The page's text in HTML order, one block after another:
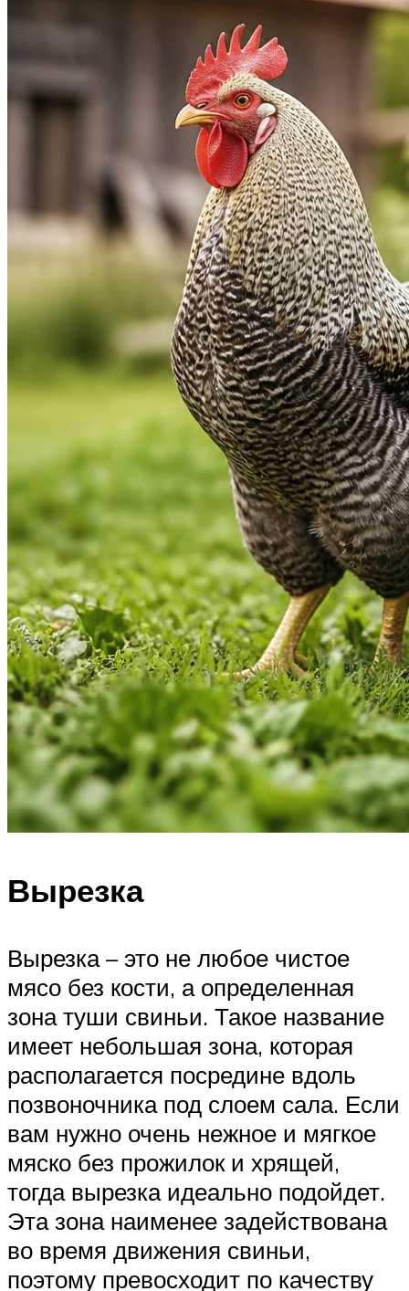
Вырезка
Вырезка – это не любое чистое
мясо без кости, а определенная
зона туши свиньи. Такое название
имеет небольшая зона, которая
располагается посредине вдоль
позвоночника под слоем сала. Если
вам нужно очень нежное и мягкое
мяско без прожилок и хрящей,
тогда вырезка идеально подойдет.
Эта зона наименее задействована
во время движения свиньи,
поэтому превосходит по качеству